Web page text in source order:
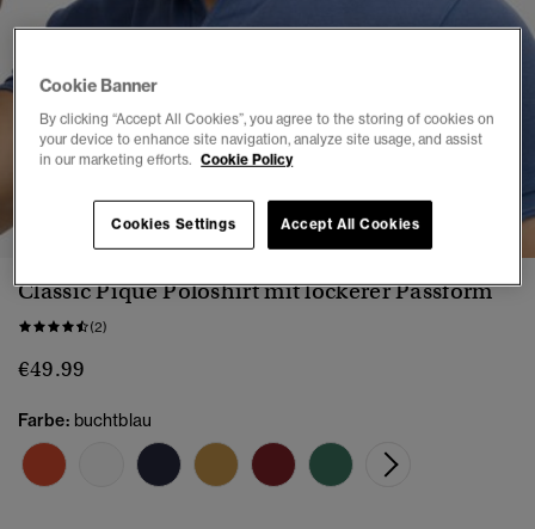
Classic Pique Poloshirt mit lockerer Passform
(2)
€49.99
Farbe: buchtblau
Cookie Banner
By clicking “Accept All Cookies”, you agree to the storing of cookies on
your device to enhance site navigation, analyze site usage, and assist
in our marketing efforts. Cookie Policy
Accept All Cookies
Cookies Settings